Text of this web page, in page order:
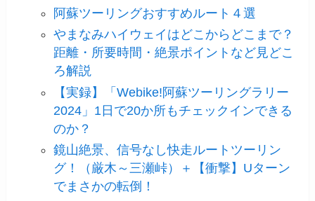
阿蘇ツーリングおすすめルート４選
やまなみハイウェイはどこからどこまで？
距離・所要時間・絶景ポイントなど見どこ
ろ解説
【実録】「Webike!阿蘇ツーリングラリー
2024」1日で20か所もチェックインできる
のか？
鏡山絶景、信号なし快走ルートツーリン
グ！（厳木～三瀬峠）＋【衝撃】Uターン
でまさかの転倒！